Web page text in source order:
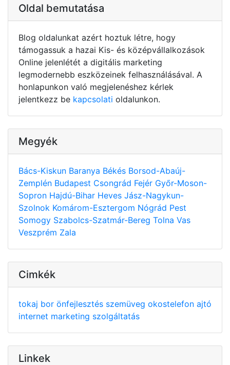
Oldal bemutatása
Blog oldalunkat azért hoztuk létre, hogy
támogassuk a hazai Kis- és középvállalkozások
Online jelenlétét a digitális marketing
legmodernebb eszközeinek felhasználásával. A
honlapunkon való megjelenéshez kérlek
jelentkezz be kapcsolati oldalunkon.
Megyék
Bács-Kiskun Baranya Békés Borsod-Abaúj-
Zemplén Budapest Csongrád Fejér Győr-Moson-
Sopron Hajdú-Bihar Heves Jász-Nagykun-
Szolnok Komárom-Esztergom Nógrád Pest
Somogy Szabolcs-Szatmár-Bereg Tolna Vas
Veszprém Zala
Cimkék
tokaj bor önfejlesztés szemüveg okostelefon ajtó
internet marketing szolgáltatás
Linkek